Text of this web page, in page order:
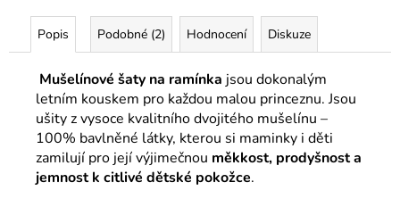
Popis Podobné (2) Hodnocení Diskuze
Mušelínové šaty na ramínka jsou dokonalým
letním kouskem pro každou malou princeznu. Jsou
ušity z vysoce kvalitního dvojitého mušelínu –
100% bavlněné látky, kterou si maminky i děti
zamilují pro její výjimečnou měkkost, prodyšnost a
jemnost k citlivé dětské pokožce.